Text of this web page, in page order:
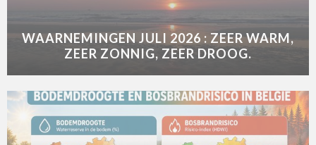
WAARNEMINGEN JULI 2026 : ZEER WARM,
ZEER ZONNIG, ZEER DROOG.